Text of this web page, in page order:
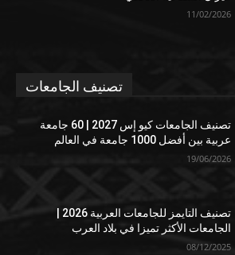
11/02/2026
تصنيف الجامعات
تصنيف الجامعات كيو إس 2027 | 60 جامعة
عربية بين أفضل 1000 جامعة في العالم
19/06/2026
الجامعات الأكثر تميزا في بلاد العرب
08/12/2025